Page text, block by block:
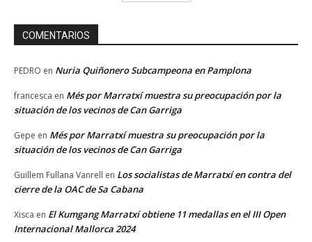
COMENTARIOS
PEDRO en Nuria Quiñonero Subcampeona en Pamplona
francesca en Més por Marratxí muestra su preocupación por la
situación de los vecinos de Can Garriga
Gepe en Més por Marratxí muestra su preocupación por la
situación de los vecinos de Can Garriga
Guillem Fullana Vanrell en Los socialistas de Marratxí en contra del
cierre de la OAC de Sa Cabana
Xisca en El Kumgang Marratxí obtiene 11 medallas en el III Open
Internacional Mallorca 2024